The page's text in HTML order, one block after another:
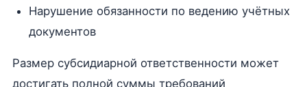
Нарушение обязанности по ведению учётных
документов
Размер субсидиарной ответственности может
достигать полной суммы требований